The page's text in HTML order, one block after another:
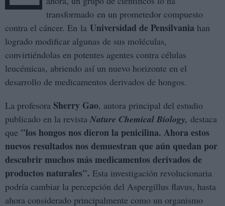
transformado en un prometedor compuesto
contra el cáncer. En la Universidad de Pensilvania han
logrado modificar algunas de sus moléculas,
convirtiéndolas en potentes agentes contra células
leucémicas, abriendo así un nuevo horizonte en el
desarrollo de medicamentos derivados de hongos.
La profesora Sherry Gao, autora principal del estudio
publicado en la revista Nature Chemical Biology, destaca
que "los hongos nos dieron la penicilina. Ahora estos
nuevos resultados nos demuestran que aún quedan por
descubrir muchos más medicamentos derivados de
productos naturales". Esta investigación revolucionaria
podría cambiar la percepción del Aspergillus flavus, hasta
ahora considerado principalmente como un organismo